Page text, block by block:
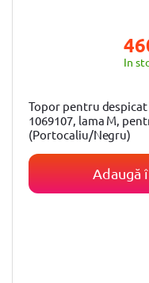
In
Topor pentru despicat
1069107, lama M,
(Portocaliu/Negru)
Adaugă